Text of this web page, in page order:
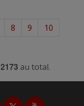
8 9
10
2173 au total.